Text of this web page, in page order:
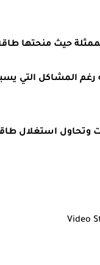
حيث منحتها
رغم المشاكل التي
وتحاول استغلال
Video